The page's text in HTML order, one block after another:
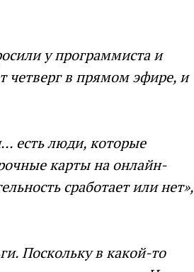
у программиста и
четверг в прямом эфире, и
есть люди, которые
карты на онлайн-
сработает или нет»,
Поскольку в какой-то